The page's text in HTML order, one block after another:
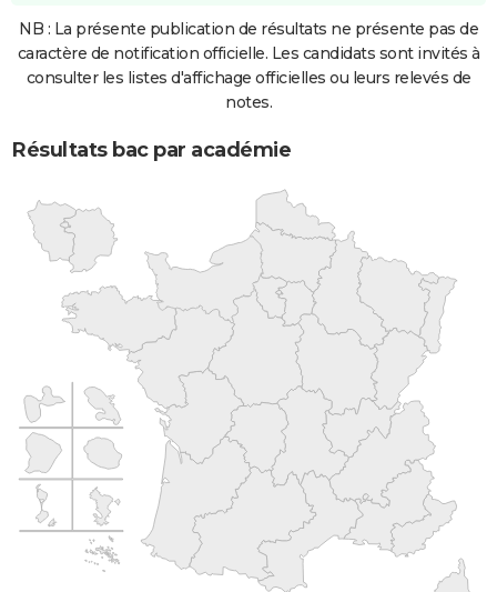
NB : La présente publication de résultats ne présente pas de
caractère de notification officielle. Les candidats sont invités à
consulter les listes d'affichage officielles ou leurs relevés de
notes.
Résultats bac par académie